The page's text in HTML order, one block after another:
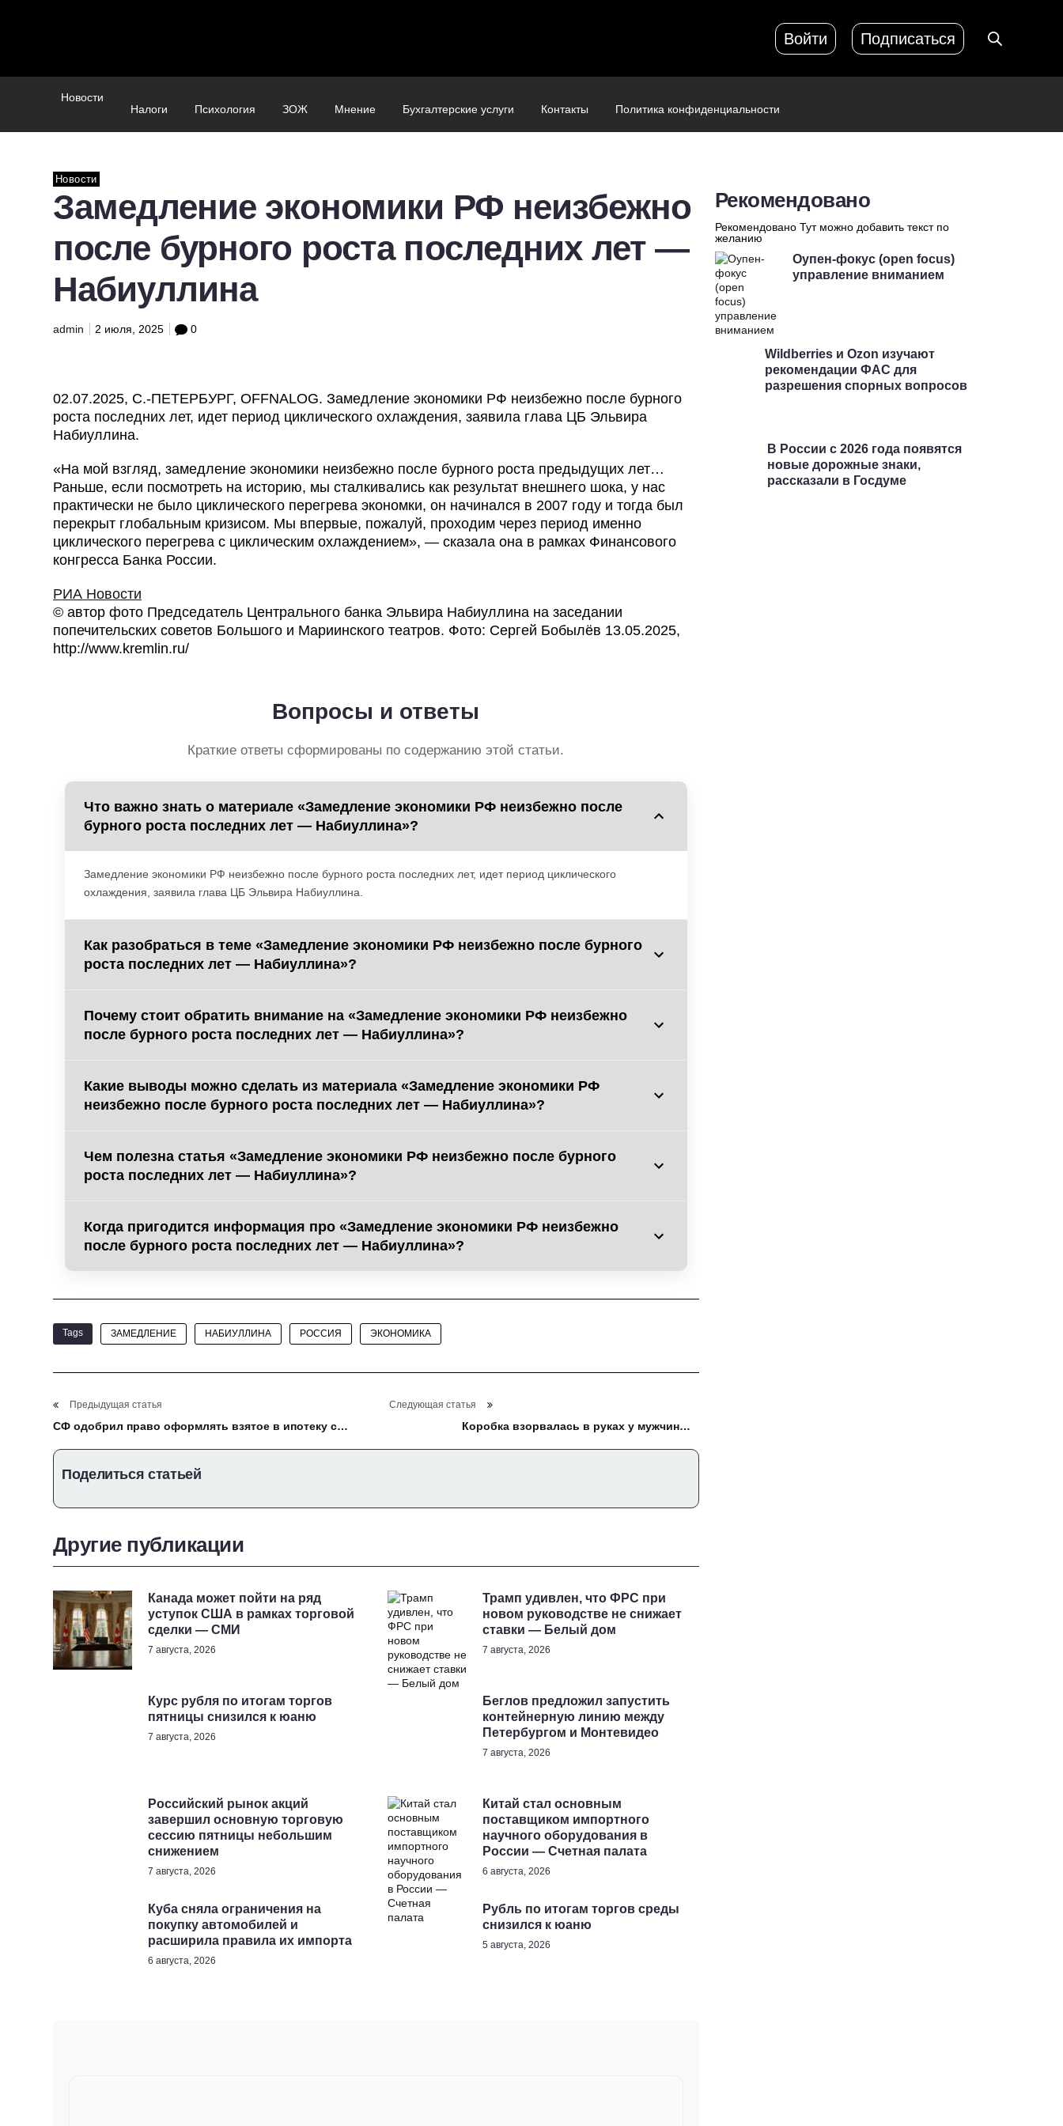
Войти Подписаться
Новости
Налоги
Психология ЗОЖ Мнение Бухгалтерские услуги Контакты Политика конфиденциальности
Новости
Замедление экономики РФ неизбежно
после бурного роста последних лет —
Набиуллина
admin 2 июля, 2025 0
02.07.2025, С.-ПЕТЕРБУРГ, OFFNALOG. Замедление экономики РФ неизбежно после бурного
роста последних лет, идет период циклического охлаждения, заявила глава ЦБ Эльвира
Набиуллина.
«На мой взгляд, замедление экономики неизбежно после бурного роста предыдущих лет…
Раньше, если посмотреть на историю, мы сталкивались как результат внешнего шока, у нас
практически не было циклического перегрева экономки, он начинался в 2007 году и тогда был
перекрыт глобальным кризисом. Мы впервые, пожалуй, проходим через период именно
циклического перегрева с циклическим охлаждением», — сказала она в рамках Финансового
конгресса Банка России.
РИА Новости
© автор фото Председатель Центрального банка Эльвира Набиуллина на заседании
попечительских советов Большого и Мариинского театров. Фото: Сергей Бобылёв 13.05.2025,
http://www.kremlin.ru/
Вопросы и ответы
Краткие ответы сформированы по содержанию этой статьи.
Что важно знать о материале «Замедление экономики РФ неизбежно после
бурного роста последних лет — Набиуллина»?
Замедление экономики РФ неизбежно после бурного роста последних лет, идет период циклического
охлаждения, заявила глава ЦБ Эльвира Набиуллина.
Как разобраться в теме «Замедление экономики РФ неизбежно после бурного
роста последних лет — Набиуллина»?
Почему стоит обратить внимание на «Замедление экономики РФ неизбежно
после бурного роста последних лет — Набиуллина»?
Какие выводы можно сделать из материала «Замедление экономики РФ
неизбежно после бурного роста последних лет — Набиуллина»?
Чем полезна статья «Замедление экономики РФ неизбежно после бурного
роста последних лет — Набиуллина»?
Когда пригодится информация про «Замедление экономики РФ неизбежно
после бурного роста последних лет — Набиуллина»?
Tags ЗАМЕДЛЕНИЕ НАБИУЛЛИНА РОССИЯ ЭКОНОМИКА
Предыдущая статья
СФ одобрил право оформлять взятое в ипотеку с
Следующая статья
Коробка взорвалась в руках у мужчины в
Поделиться статьей
Другие публикации
Канада может пойти на ряд
уступок США в рамках торговой
сделки — СМИ
7 августа, 2026
Трамп удивлен, что ФРС при
новом руководстве не снижает
ставки — Белый дом
7 августа, 2026
Курс рубля по итогам торгов
пятницы снизился к юаню
7 августа, 2026
Беглов предложил запустить
контейнерную линию между
Петербургом и Монтевидео
7 августа, 2026
Российский рынок акций
завершил основную торговую
сессию пятницы небольшим
снижением
7 августа, 2026
Китай стал основным
поставщиком импортного
научного оборудования в
России — Счетная палата
6 августа, 2026
Куба сняла ограничения на
покупку автомобилей и
расширила правила их импорта
6 августа, 2026
Рубль по итогам торгов среды
снизился к юаню
5 августа, 2026
Рекомендовано
Рекомендовано Тут можно добавить текст по
желанию
Оупен-фокус (open focus)
управление вниманием
Wildberries и Ozon изучают
рекомендации ФАС для
разрешения спорных вопросов
В России с 2026 года появятся
новые дорожные знаки,
рассказали в Госдуме